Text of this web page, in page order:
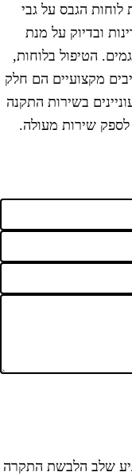
הגבס על גבי
ובדיוק על מנת
הטיפול בלוחות,
מקצועיים הם חלק
בשירות התקנה
שירות מעולה.
שלב הלבשת התקרה